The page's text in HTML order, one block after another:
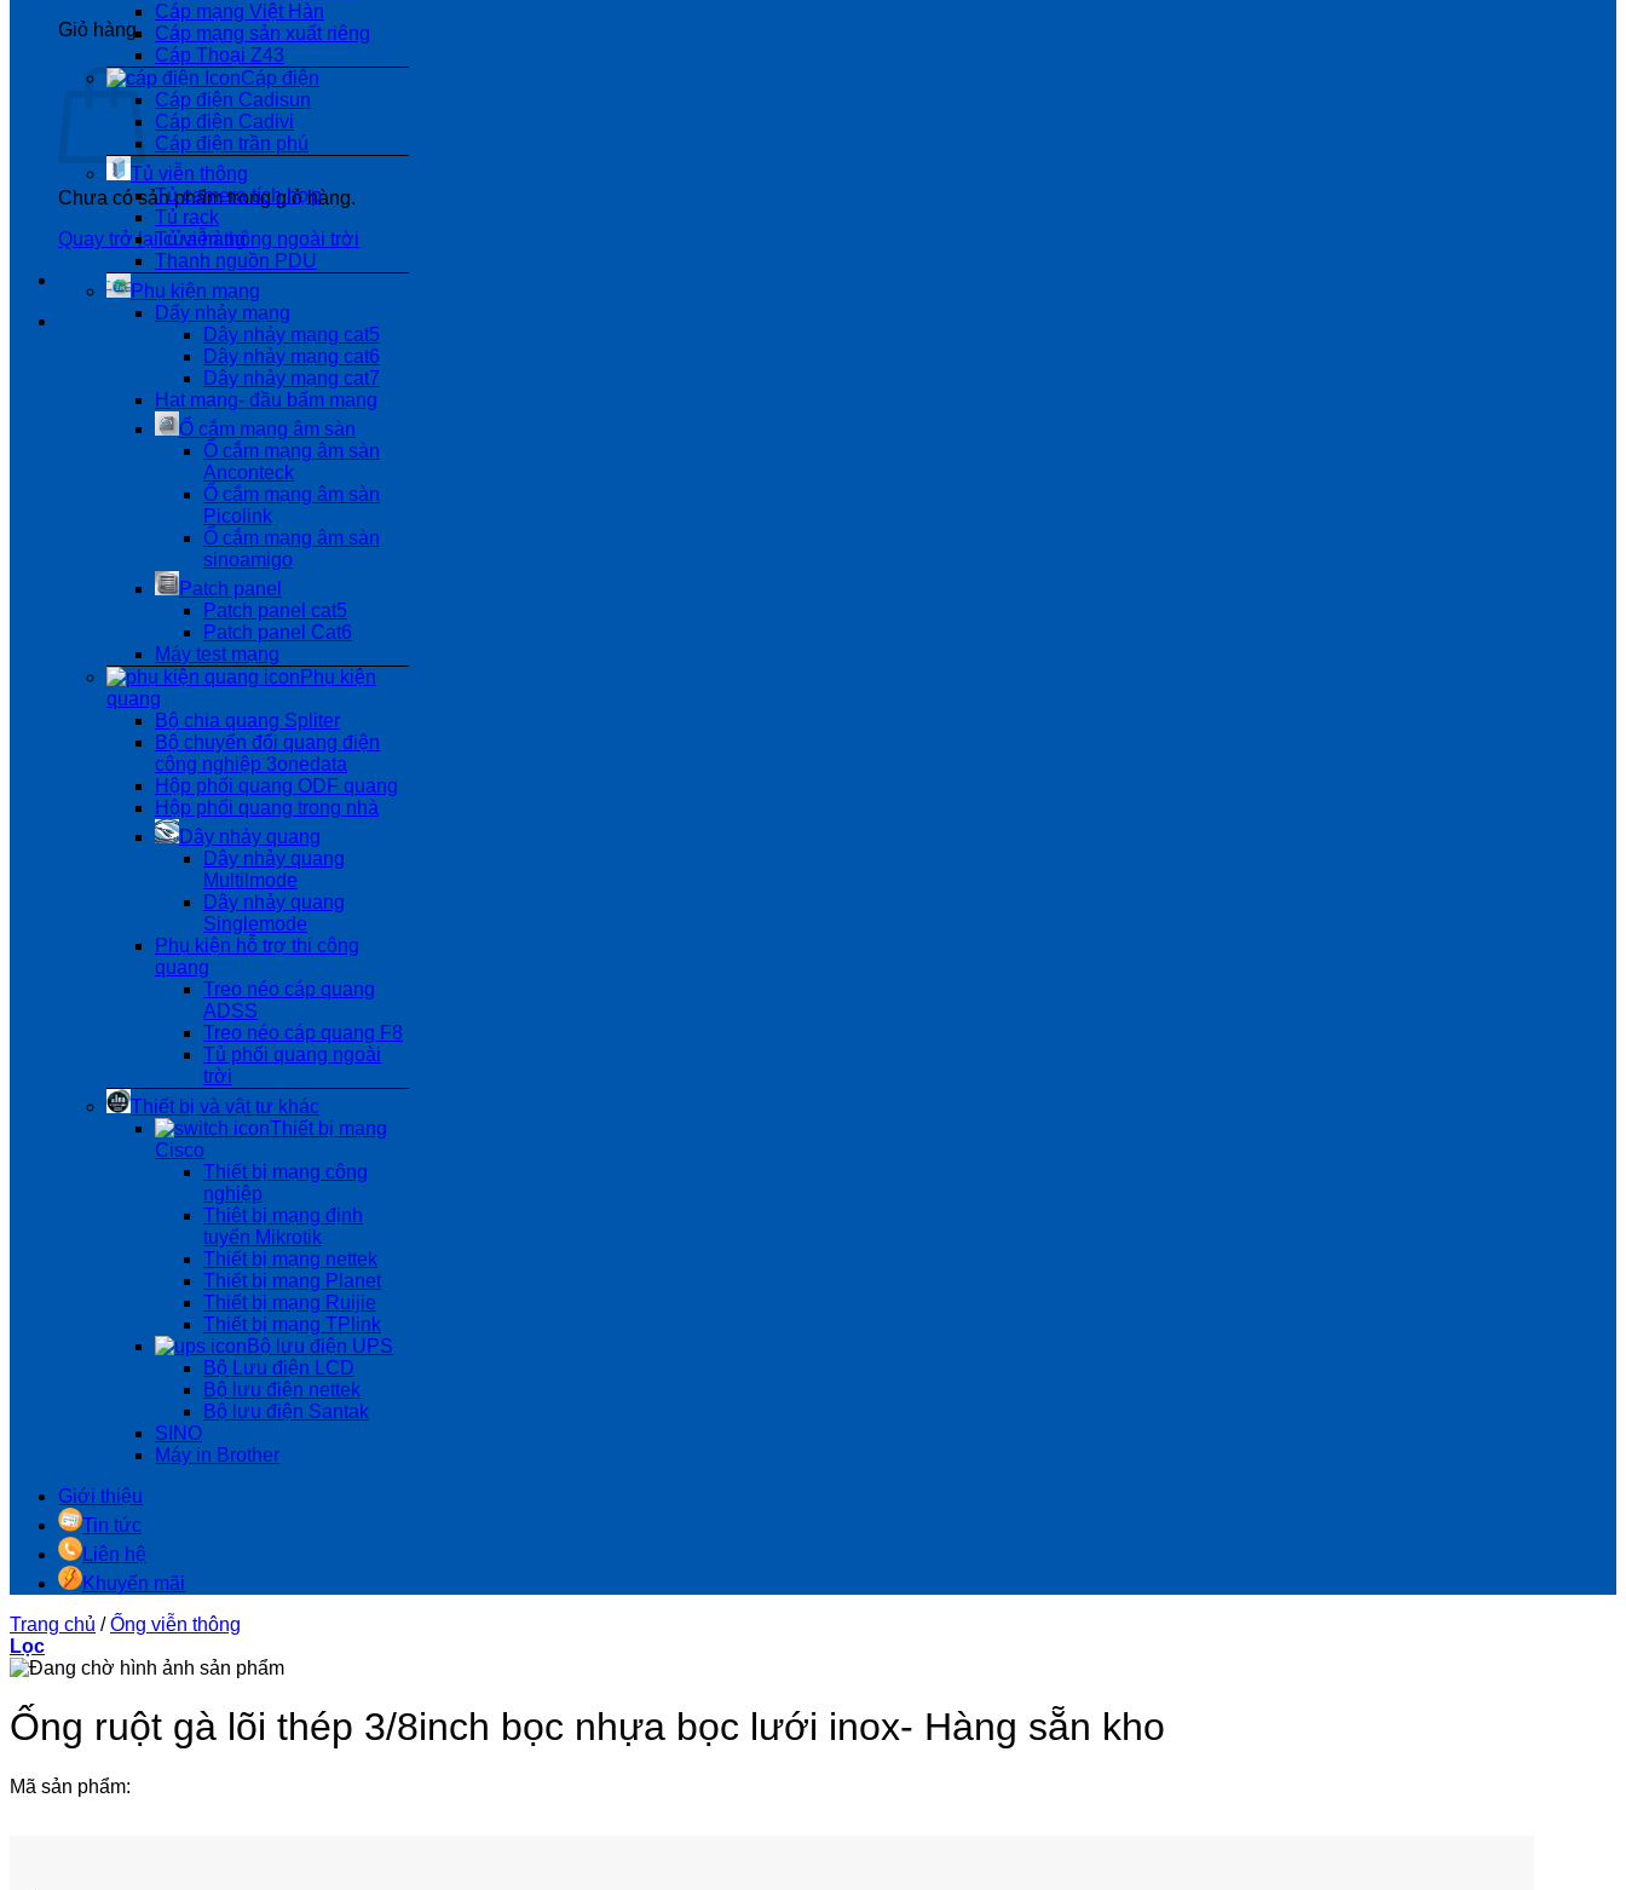
Giỏ hàng
Chưa có sản phẩm trong giỏ hàng.
Quay trở lại cửa hàng
Cáp mạng Việt Hàn
Cáp mạng sản xuất riêng
Cáp Thoại Z43
Cáp điện
Cáp điện Cadisun
Cáp điện Cadivi
Cáp điện trần phú
Tủ viễn thông
Tủ camera tích hợp
Tủ rack
Tủ viễn thông ngoài trời
Thanh nguồn PDU
Phụ kiện mạng
Dẩy nhảy mạng
Dây nhảy mạng cat5
Dây nhảy mạng cat6
Dây nhảy mạng cat7
Hạt mạng- đầu bấm mạng
Ổ cắm mạng âm sàn
Ổ cắm mạng âm sàn
Anconteck
Ổ cắm mạng âm sàn
Picolink
Ổ cắm mạng âm sàn
sinoamigo
Patch panel
Patch panel cat5
Patch panel Cat6
Máy test mạng
Phụ kiện
quang
Bộ chia quang Spliter
Bộ chuyển đổi quang điện
công nghiệp 3onedata
Hộp phối quang ODF quang
Hộp phối quang trong nhà
Dây nhảy quang
Dây nhảy quang
Multilmode
Dây nhảy quang
Singlemode
Phụ kiện hỗ trợ thi công
quang
Treo néo cáp quang
ADSS
Treo néo cáp quang F8
Tủ phối quang ngoài
trời
Thiết bị và vật tư khác
Thiết bị mạng
Cisco
Thiết bị mạng công
nghiệp
Thiêt bị mạng định
tuyến Mikrotik
Thiết bị mạng nettek
Thiết bị mạng Planet
Thiết bị mạng Ruijie
Thiết bị mạng TPlink
Bộ lưu điện UPS
Bộ Lưu điện LCD
Bộ lưu điện nettek
Bộ lưu điện Santak
SINO
Máy in Brother
Giới thiệu
Tin tức
Liên hệ
Khuyến mãi
Trang chủ / Ống viễn thông
Lọc
Ống ruột gà lõi thép 3/8inch bọc nhựa bọc lưới inox- Hàng sẵn kho
Mã sản phẩm: